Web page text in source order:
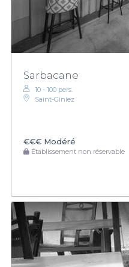
Sarbacane
10 - 100 pers.
Saint-Giniez
€€€ Modéré
Établissement non réservable